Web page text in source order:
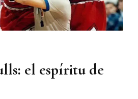
el espíritu de